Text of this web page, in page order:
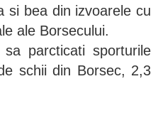
si bea din izvoarele cu
ale Borsecului.
parcticati sporturile
schii din Borsec, 2,3